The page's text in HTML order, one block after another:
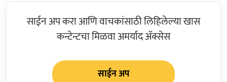
साईन अप करा आणि वाचकांसाठी लिहिलेल्या खास
कन्टेन्टचा मिळवा अमर्याद ॲक्सेस
साईन अप